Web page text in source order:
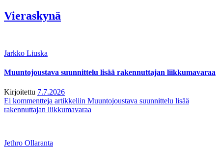
Vieraskynä
Jarkko Liuska
Muuntojoustava suunnittelu lisää rakennuttajan liikkumavaraa
Kirjoitettu 7.7.2026
Ei kommentteja artikkeliin Muuntojoustava suunnittelu lisää
rakennuttajan liikkumavaraa
Jethro Ollaranta